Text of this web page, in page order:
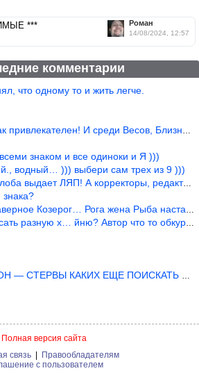
Роман
14/08/2024, 12:57
***
комментарии
что одному то и жить легче.
И среди Весов, Близнецов встреч
знаком и все одиноки и Я )))
водный… ))) выбери сам трех из 9 )))
выдает ЛЯП! А корректоры, редакторы пропус
знака?
Козерог… Рога жена Рыба наставила ))
разную х… йню? Автор что то обкурился?
— СТЕРВЫ КАКИХ ЕЩЕ ПОИСКАТЬ НАДО
Полная версия сайта
связь | Правообладателям
с пользователем